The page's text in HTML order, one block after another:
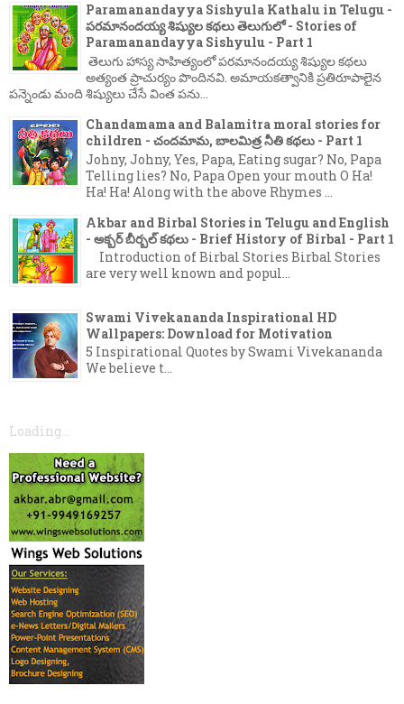
Paramanandayya Sishyula Kathalu in Telugu -
పరమానందయ్య శిష్యుల కథలు తెలుగులో - Stories of
Paramanandayya Sishyulu - Part 1
తెలుగు హాస్య సాహిత్యంలో పరమానందయ్య శిష్యుల కథలు
అత్యంత ప్రాచుర్యం పొందినవి. అమాయకత్వానికి ప్రతిరూపాలైన
పన్నెండు మంది శిష్యులు చేసే వింత పను...
Chandamama and Balamitra moral stories for
children - చందమామ, బాలమిత్ర నీతి కథలు - Part 1
Johny, Johny, Yes, Papa, Eating sugar? No, Papa
Telling lies? No, Papa Open your mouth O Ha!
Ha! Ha! Along with the above Rhymes ...
Akbar and Birbal Stories in Telugu and English
- అక్బర్ బీర్బల్ కథలు - Brief History of Birbal - Part 1
Introduction of Birbal Stories Birbal Stories
are very well known and popul...
Swami Vivekananda Inspirational HD
Wallpapers: Download for Motivation
5 Inspirational Quotes by Swami Vivekananda
We believe t...
Loading...